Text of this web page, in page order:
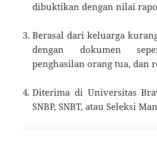
dibuktikan dengan nilai
Berasal dari keluarga
dengan dokumen
penghasilan orang tua, dan
Diterima di Universitas
SNBP, SNBT, atau Seleksi